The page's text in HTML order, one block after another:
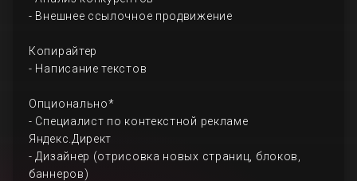
- Внешнее ссылочное продвижение
Копирайтер
- Написание текстов
Опционально*
- Специалист по контекстной рекламе
Яндекс.Директ
- Дизайнер (отрисовка новых страниц, блоков,
баннеров)